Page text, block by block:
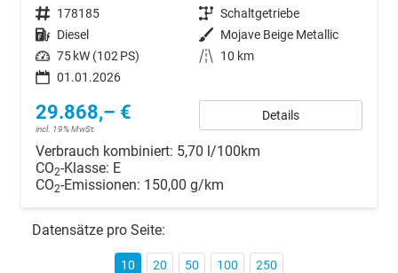
Fahrzeugnr. 178185 Getriebe Schaltgetriebe
Kraftstoff Diesel Außenfarbe Mojave Beige Metallic
Leistung 75 kW (102 PS) Kilometerstand
10 km
01.01.2026
29.868,– €
incl. 19% MwSt.
Details
Verbrauch kombiniert: 5,70 l/100km
CO2-Klasse: E
CO2-Emissionen: 150,00 g/km
Datensätze pro Seite:
10 20 50 100 250